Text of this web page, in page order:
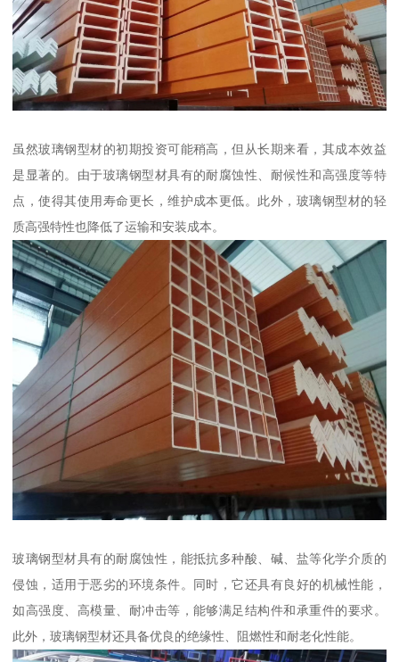
虽然玻璃钢型材的初期投资可能稍高，但从长期来看，其成本效益
是显著的。由于玻璃钢型材具有的耐腐蚀性、耐候性和高强度等特
点，使得其使用寿命更长，维护成本更低。此外，玻璃钢型材的轻
质高强特性也降低了运输和安装成本。
玻璃钢型材具有的耐腐蚀性，能抵抗多种酸、碱、盐等化学介质的
侵蚀，适用于恶劣的环境条件。同时，它还具有良好的机械性能，
如高强度、高模量、耐冲击等，能够满足结构件和承重件的要求。
此外，玻璃钢型材还具备优良的绝缘性、阻燃性和耐老化性能。